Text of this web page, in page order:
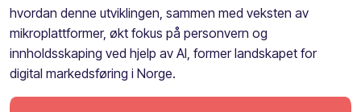
hvordan denne utviklingen, sammen med veksten av
mikroplattformer, økt fokus på personvern og
innholdsskaping ved hjelp av AI, former landskapet for
digital markedsføring i Norge.